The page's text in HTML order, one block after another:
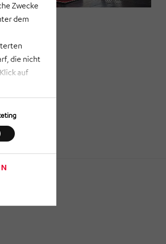
Zwecke
dem
die nicht
auf
werden
unteren